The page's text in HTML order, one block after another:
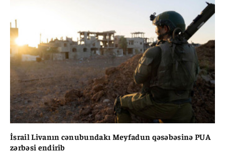
İsrail Livanın cənubundakı Meyfadun qəsəbəsinə PUA
zərbəsi endirib